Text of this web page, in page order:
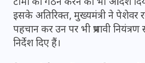
टीमों का गठन करने का भी आदेश
इसके अतिरिक्त, मुख्यमंत्री ने पेशेवर
पहचान कर उन पर भी प्रभावी
निर्देश दिए हैं।